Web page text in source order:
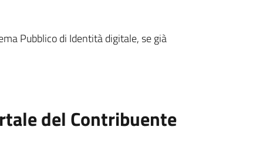
Pubblico di Identità digitale, se già
del Contribuente